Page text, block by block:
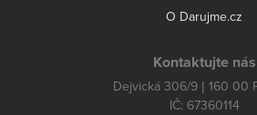
O Darujme.cz
Kontaktujte nás
Dejvická 306/9 | 160 00
IČ: 67360114